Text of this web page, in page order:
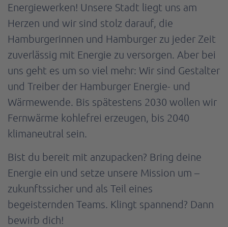
Energiewerken! Unsere Stadt liegt uns am
Herzen und wir sind stolz darauf, die
Hamburgerinnen und Hamburger zu jeder Zeit
zuverlässig mit Energie zu versorgen. Aber bei
uns geht es um so viel mehr: Wir sind Gestalter
und Treiber der Hamburger Energie- und
Wärmewende. Bis spätestens 2030 wollen wir
Fernwärme kohlefrei erzeugen, bis 2040
klimaneutral sein.
Bist du bereit mit anzupacken? Bring deine
Energie ein und setze unsere Mission um –
zukunftssicher und als Teil eines
begeisternden Teams. Klingt spannend? Dann
bewirb dich!